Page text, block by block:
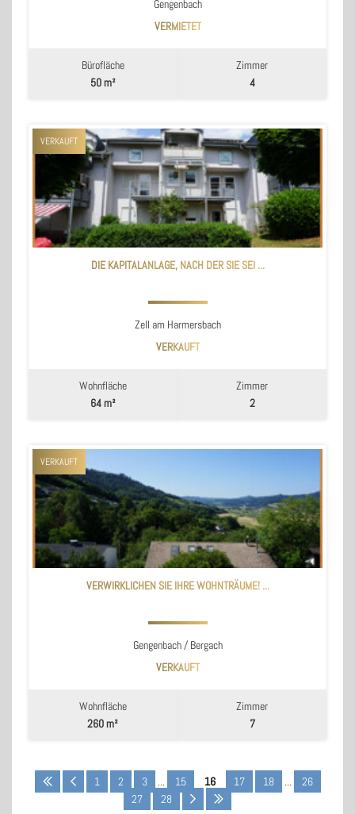
Gengenbach
VERMIETET
Bürofläche
50 m²
Zimmer
4
VERKAUFT
DIE KAPITALANLAGE, NACH DER SIE SEI ...
Zell am Harmersbach
VERKAUFT
Wohnfläche
64 m²
Zimmer
2
VERKAUFT
VERWIRKLICHEN SIE IHRE WOHNTRÄUME! ...
Gengenbach / Bergach
VERKAUFT
Wohnfläche
260 m²
Zimmer
7
1 2 3 ... 15 16 17 18 ...
26
27
28